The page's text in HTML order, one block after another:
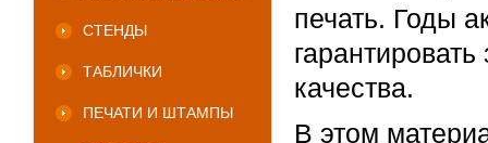
СТЕНДЫ
ТАБЛИЧКИ
ПЕЧАТИ И ШТАМПЫ
печать. Годы
качества.
В этом